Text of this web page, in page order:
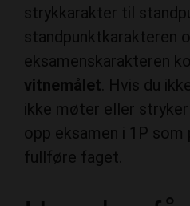
strykkarakter til
standpunktkarakteren
eksamenskarakteren
vitnemålet . Hvis du
ikke møter eller
opp eksamen i 1P
fullføre faget.